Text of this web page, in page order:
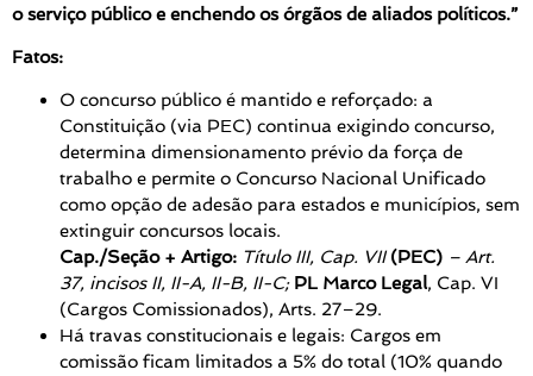
o serviço público e enchendo os órgãos de aliados políticos.”
Fatos:
O concurso público é mantido e reforçado: a
Constituição (via PEC) continua exigindo concurso,
determina dimensionamento prévio da força de
trabalho e permite o Concurso Nacional Unificado
como opção de adesão para estados e municípios, sem
extinguir concursos locais.
Cap./Seção + Artigo: Título III, Cap. VII (PEC) – Art.
37, incisos II, II-A, II-B, II-C; PL Marco Legal, Cap. VI
(Cargos Comissionados), Arts. 27–29.
Há travas constitucionais e legais: Cargos em
comissão ficam limitados a 5% do total (10% quando